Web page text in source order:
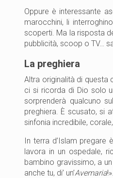
Oppure è interessante
marocchini, li
scoperti. Ma la risposta
pubblicità, scoop o TV…
La preghiera
Altra originalità di questa
ci si ricorda di Dio solo
sorprenderà qualcuno
preghiera. È scusato, si
sinfonia incredibile,
In terra d’Islam pregare
lavora in un ospedale,
bambino gravissimo, a
anche tu, di’ un’Avemaria!».